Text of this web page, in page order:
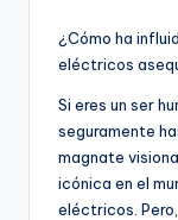
¿Cómo ha
eléctricos
Si eres un ser
seguramente
magnate
icónica en el
eléctricos.